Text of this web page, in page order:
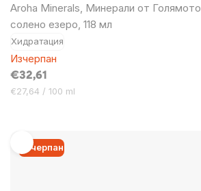
Aroha Minerals, Минерали от Голямото
солено езеро, 118 мл
Хидратация
Изчерпан
€32,61
Цена
€27,64 / 100 ml
Изчерпан